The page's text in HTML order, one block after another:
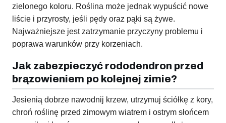
zielonego koloru. Roślina może jednak wypuścić nowe
liście i przyrosty, jeśli pędy oraz pąki są żywe.
Najważniejsze jest zatrzymanie przyczyny problemu i
poprawa warunków przy korzeniach.
Jak zabezpieczyć rododendron przed
brązowieniem po kolejnej zimie?
Jesienią dobrze nawodnij krzew, utrzymuj ściółkę z kory,
chroń roślinę przed zimowym wiatrem i ostrym słońcem